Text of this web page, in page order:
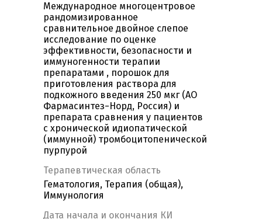
Международное многоцентровое
рандомизированное
сравнительное двойное слепое
исследование по оценке
эффективности, безопасности и
иммуногенности терапии
препаратами , порошок для
приготовления раствора для
подкожного введения 250 мкг (АО
Фармасинтез−Норд, Россия) и
препарата сравнения у пациентов
с хронической идиопатической
(иммунной) тромбоцитопенической
пурпурой
Терапевтическая область
Гематология, Терапия (общая),
Иммунология
Дата начала и окончания КИ